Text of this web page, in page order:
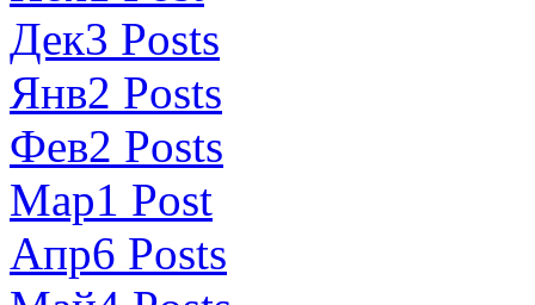
Дек3 Posts
Янв2 Posts
Фев2 Posts
Мар1 Post
Апр6 Posts